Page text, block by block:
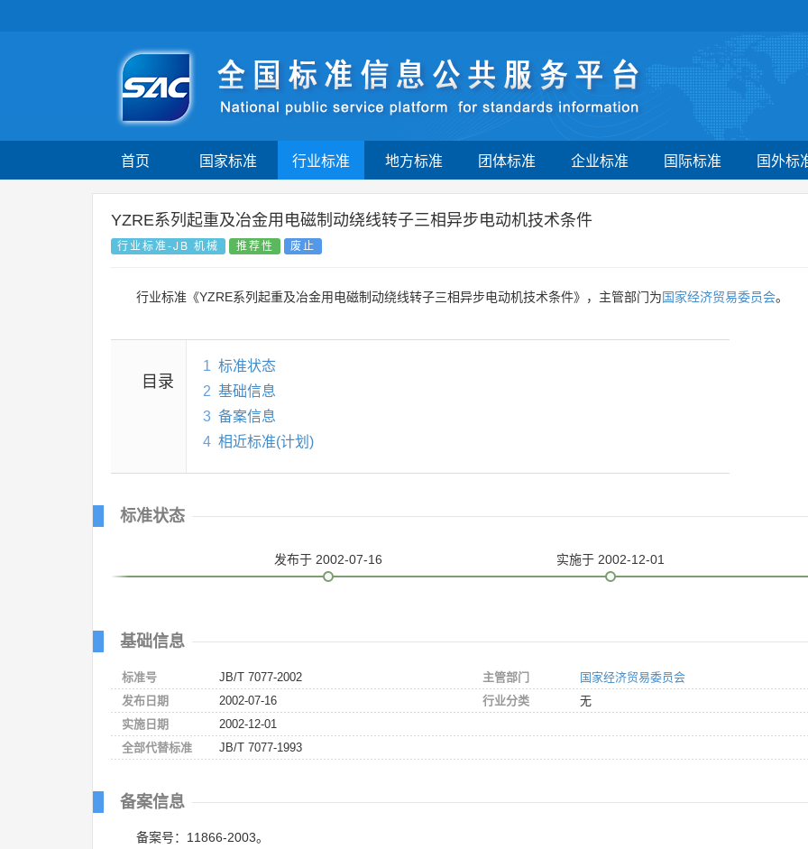
首页 国家标准 行业标准 地方标准 团体标准 企业标准 国际标准 国外标
YZRE系列起重及冶金用电磁制动绕线转子三相异步电动机技术条件
行业标准-JB 机械 推荐性 废止
行业标准《YZRE系列起重及冶金用电磁制动绕线转子三相异步电动机技术条件》，主管部门为国家经济贸易委员会。
目录
1 标准状态
2 基础信息
3 备案信息
4 相近标准(计划)
标准状态
发布于 2002-07-16 实施于 2002-12-01
基础信息
标准号
JB/T 7077-2002
发布日期
2002-07-16
实施日期
2002-12-01
全部代替标准
JB/T 7077-1993
主管部门
国家经济贸易委员会
行业分类
无
备案信息
备案号：11866-2003。